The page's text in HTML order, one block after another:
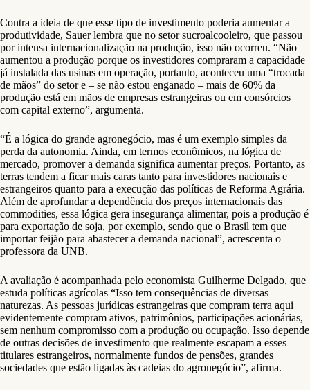
Contra a ideia de que esse tipo de investimento poderia aumentar a
produtividade, Sauer lembra que no setor sucroalcooleiro, que passou
por intensa internacionalização na produção, isso não ocorreu. “Não
aumentou a produção porque os investidores compraram a capacidade
já instalada das usinas em operação, portanto, aconteceu uma “trocada
de mãos” do setor e – se não estou enganado – mais de 60% da
produção está em mãos de empresas estrangeiras ou em consórcios
com capital externo”, argumenta.
“É a lógica do grande agronegócio, mas é um exemplo simples da
perda da autonomia. Ainda, em termos econômicos, na lógica de
mercado, promover a demanda significa aumentar preços. Portanto, as
terras tendem a ficar mais caras tanto para investidores nacionais e
estrangeiros quanto para a execução das políticas de Reforma Agrária.
Além de aprofundar a dependência dos preços internacionais das
commodities, essa lógica gera insegurança alimentar, pois a produção é
para exportação de soja, por exemplo, sendo que o Brasil tem que
importar feijão para abastecer a demanda nacional”, acrescenta o
professora da UNB.
A avaliação é acompanhada pelo economista Guilherme Delgado, que
estuda políticas agrícolas “Isso tem consequências de diversas
naturezas. As pessoas jurídicas estrangeiras que compram terra aqui
evidentemente compram ativos, patrimônios, participações acionárias,
sem nenhum compromisso com a produção ou ocupação. Isso depende
de outras decisões de investimento que realmente escapam a esses
titulares estrangeiros, normalmente fundos de pensões, grandes
sociedades que estão ligadas às cadeias do agronegócio”, afirma.